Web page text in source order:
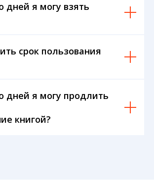
дней я могу взять
срок пользования
дней я могу продлить
книгой?